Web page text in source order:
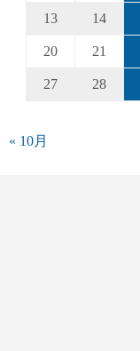
13 14
20 21
27 28
« 10月